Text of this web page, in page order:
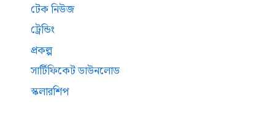
টেক নিউজ
ট্রেন্ডিং
প্রকল্প
সার্টিফিকেট ডাউনলোড
স্কলারশিপ